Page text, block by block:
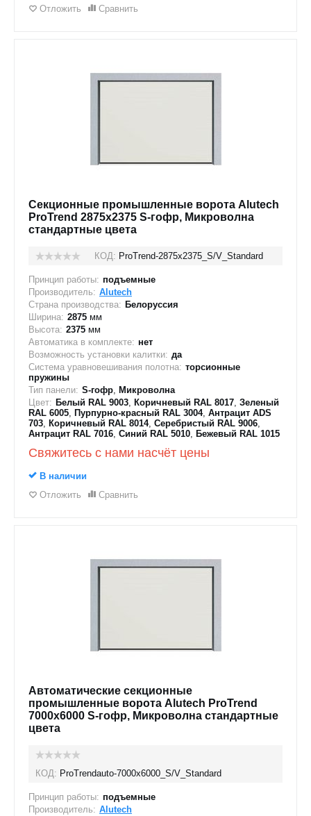
Отложить Сравнить
Секционные промышленные ворота Alutech
ProTrend 2875х2375 S-гофр, Микроволна
стандартные цвета
КОД: ProTrend-2875х2375_S/V_Standard
Принцип работы: подъемные
Производитель: Alutech
Страна производства: Белоруссия
Ширина: 2875 мм
Высота: 2375 мм
Автоматика в комплекте: нет
Возможность установки калитки: да
Система уравновешивания полотна: торсионные
пружины
Тип панели: S-гофр, Микроволна
Цвет: Белый RAL 9003, Коричневый RAL 8017, Зеленый
RAL 6005, Пурпурно-красный RAL 3004, Антрацит ADS
703, Коричневый RAL 8014, Серебристый RAL 9006,
Антрацит RAL 7016, Синий RAL 5010, Бежевый RAL 1015
Свяжитесь с нами насчёт цены
В наличии
Отложить
Сравнить
Автоматические секционные
промышленные ворота Alutech ProTrend
7000х6000 S-гофр, Микроволна стандартные
цвета
КОД: ProTrendauto-7000х6000_S/V_Standard
Принцип работы: подъемные
Производитель: Alutech